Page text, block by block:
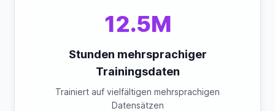
12.5M
Stunden mehrsprachiger
Trainingsdaten
Trainiert auf vielfältigen mehrsprachigen
Datensätzen